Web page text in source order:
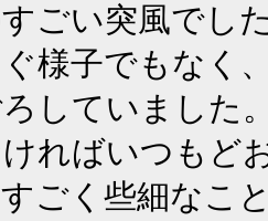
ごい突風でし
様子でもなく
していました
ればいつもど
ごく些細なこ